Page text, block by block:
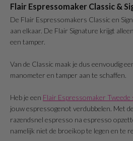
Flair Espressomaker Classic &
De Flair Espressomakers Classic en
aan elkaar. De Flair Signature krijgt
een tamper.
Van de Classic maak je dus eenvoudig
manometer en tamper aan te schaffen.
Heb je een Flair Espressomaker
jouw espressogenot verdubbelen. Met
razendsnel espresso na espresso
namelijk niet de broeikop te legen en te